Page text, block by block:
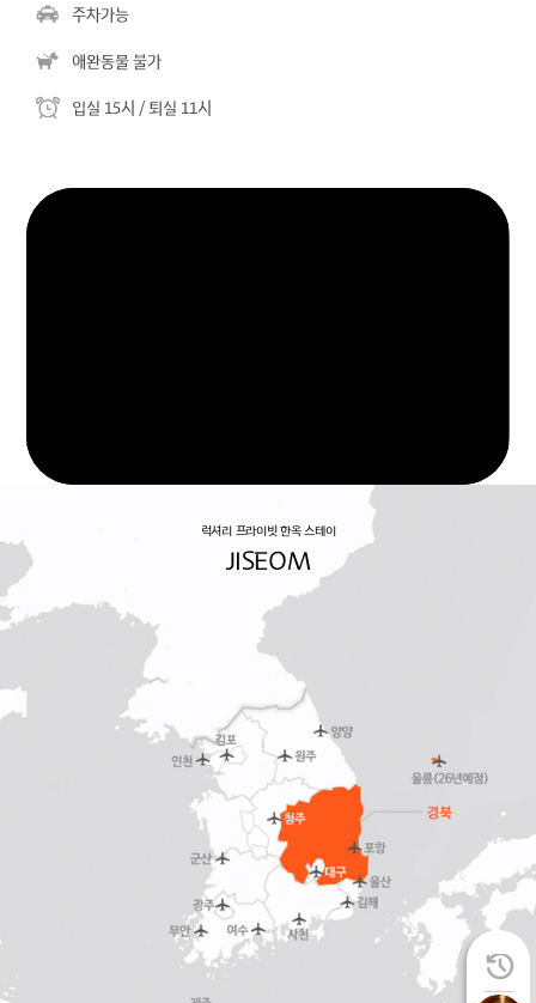
주차가능
애완동물 불가
입실 15시 / 퇴실 11시
럭셔리 프라이빗 한옥 스테이
JISEOM